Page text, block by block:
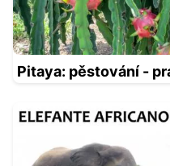
Pitaya: pěstování -